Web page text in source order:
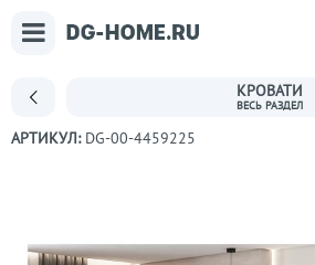
КРОВАТИ
АРТИКУЛ: DG-00-4459225